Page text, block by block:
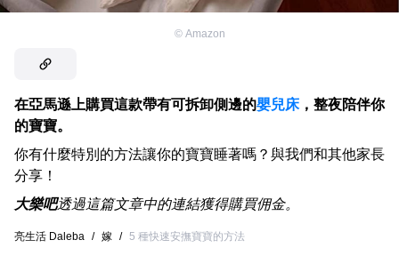
© Amazon
在亞馬遜上購買這款帶有可拆卸側邊的嬰兒床，整夜陪伴你
的寶寶。
你有什麼特別的方法讓你的寶寶睡著嗎？與我們和其他家長
分享！
大樂吧透過這篇文章中的連結獲得購買佣金。
亮生活 Daleba / 嫁 / 5 種快速安撫寶寶的方法